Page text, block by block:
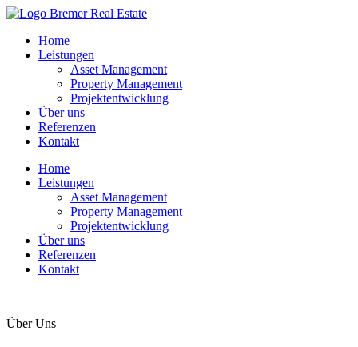
Home
Leistungen
Asset Management
Property Management
Projektentwicklung
Über uns
Referenzen
Kontakt
Home
Leistungen
Asset Management
Property Management
Projektentwicklung
Über uns
Referenzen
Kontakt
Über Uns